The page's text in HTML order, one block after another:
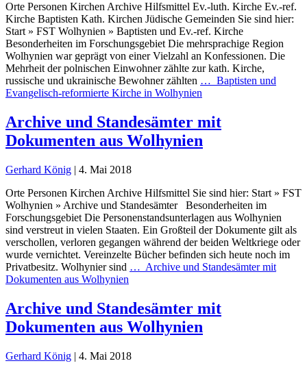
Orte Personen Kirchen Archive Hilfsmittel Ev.-luth. Kirche Ev.-ref.
Kirche Baptisten Kath. Kirchen Jüdische Gemeinden Sie sind hier:
Start » FST Wolhynien » Baptisten und Ev.-ref. Kirche
Besonderheiten im Forschungsgebiet Die mehrsprachige Region
Wolhynien war geprägt von einer Vielzahl an Konfessionen. Die
Mehrheit der polnischen Einwohner zählte zur kath. Kirche,
russische und ukrainische Bewohner zählten … Baptisten und
Evangelisch-reformierte Kirche in Wolhynien
Archive und Standesämter mit
Dokumenten aus Wolhynien
Gerhard König | 4. Mai 2018
Orte Personen Kirchen Archive Hilfsmittel Sie sind hier: Start » FST
Wolhynien » Archive und Standesämter Besonderheiten im
Forschungsgebiet Die Personenstandsunterlagen aus Wolhynien
sind verstreut in vielen Staaten. Ein Großteil der Dokumente gilt als
verschollen, verloren gegangen während der beiden Weltkriege oder
wurde vernichtet. Vereinzelte Bücher befinden sich heute noch im
Privatbesitz. Wolhynier sind … Archive und Standesämter mit
Dokumenten aus Wolhynien
Archive und Standesämter mit
Dokumenten aus Wolhynien
Gerhard König | 4. Mai 2018